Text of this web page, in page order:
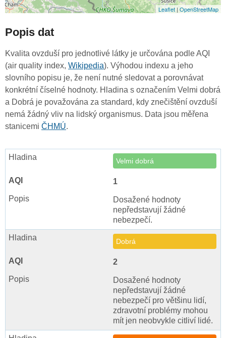
Leaflet | OpenStreetMap
Popis dat
Kvalita ovzduší pro jednotlivé látky je určována podle AQI
(air quality index, Wikipedia). Výhodou indexu a jeho
slovního popisu je, že není nutné sledovat a porovnávat
konkrétní číselné hodnoty. Hladina s označením Velmi dobrá
a Dobrá je považována za standard, kdy znečištění ovzduší
nemá žádný vliv na lidský organismus. Data jsou měřena
stanicemi ČHMÚ.
Velmi dobrá
1
Dosažené hodnoty
nepředstavují žádné
nebezpečí.
Dobrá
2
Dosažené hodnoty
nepředstavují žádné
nebezpečí pro většinu lidí,
zdravotní problémy mohou
mít jen neobvykle citliví lidé.